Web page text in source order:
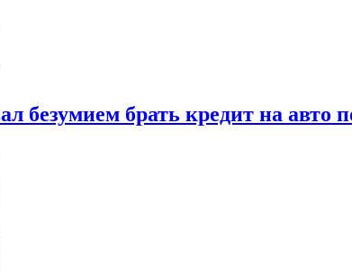
безумием брать кредит на